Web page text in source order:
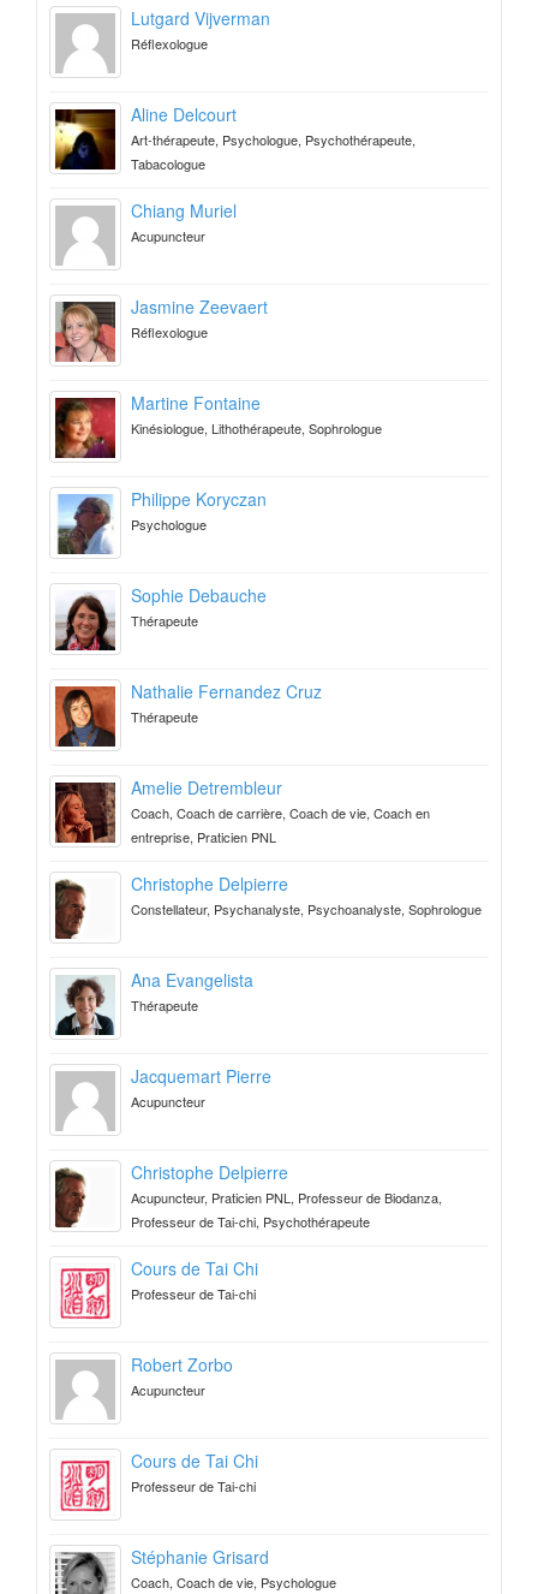
Lutgard Vijverman
Réflexologue
Aline Delcourt
Art-thérapeute, Psychologue, Psychothérapeute,
Tabacologue
Chiang Muriel
Acupuncteur
Jasmine Zeevaert
Réflexologue
Martine Fontaine
Kinésiologue, Lithothérapeute, Sophrologue
Philippe Koryczan
Psychologue
Sophie Debauche
Thérapeute
Nathalie Fernandez Cruz
Thérapeute
Amelie Detrembleur
Coach, Coach de carrière, Coach de vie, Coach en
entreprise, Praticien PNL
Christophe Delpierre
Constellateur, Psychanalyste, Psychoanalyste, Sophrologue
Ana Evangelista
Thérapeute
Jacquemart Pierre
Acupuncteur
Christophe Delpierre
Acupuncteur, Praticien PNL, Professeur de Biodanza,
Professeur de Tai-chi, Psychothérapeute
Cours de Tai Chi
Professeur de Tai-chi
Robert Zorbo
Acupuncteur
Cours de Tai Chi
Professeur de Tai-chi
Stéphanie Grisard
Coach, Coach de vie, Psychologue